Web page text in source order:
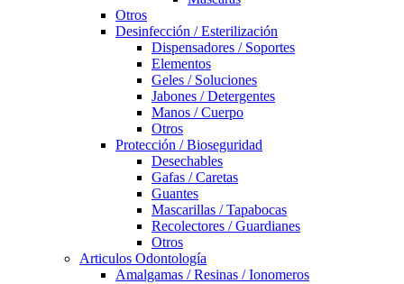
Otros
Desinfección / Esterilización
Dispensadores / Soportes
Elementos
Geles / Soluciones
Jabones / Detergentes
Manos / Cuerpo
Otros
Protección / Bioseguridad
Desechables
Gafas / Caretas
Guantes
Mascarillas / Tapabocas
Recolectores / Guardianes
Otros
Articulos Odontología
Amalgamas / Resinas / Ionomeros